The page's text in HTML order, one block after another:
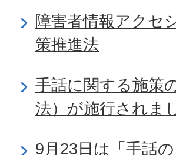
障害者情報アクセ
策推進法
手話に関する施策
法）が施行されま
9月23日は「手話